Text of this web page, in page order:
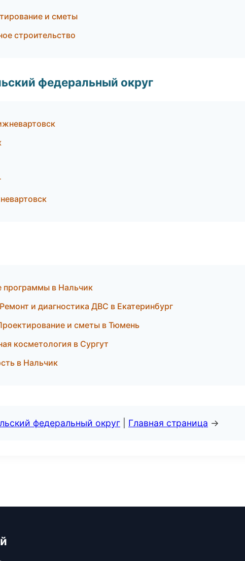
и сметы
строительство
федеральный округ
программы в Нальчик
и диагностика ДВС в Екатеринбург
и сметы в Тюмень
косметология в Сургут
в Нальчик
федеральный округ Главная страница →